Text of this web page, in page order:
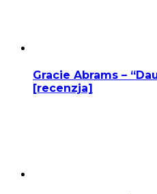
Gracie Abrams –
[recenzja]